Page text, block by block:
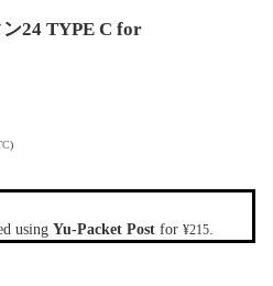
24 TYPE C for
)
using Yu-Packet Post for ¥215